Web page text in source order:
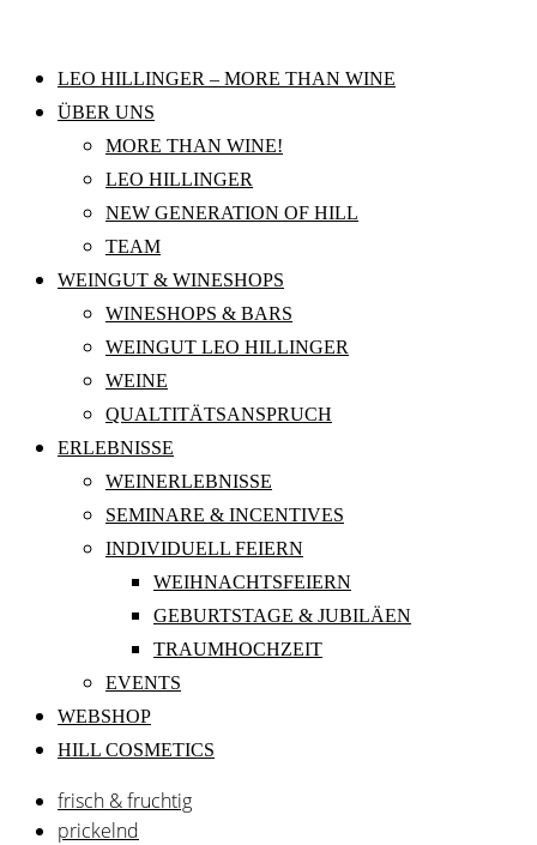
LEO HILLINGER – MORE THAN WINE
ÜBER UNS
MORE THAN WINE!
LEO HILLINGER
NEW GENERATION OF HILL
TEAM
WEINGUT & WINESHOPS
WINESHOPS & BARS
WEINGUT LEO HILLINGER
WEINE
QUALTITÄTSANSPRUCH
ERLEBNISSE
WEINERLEBNISSE
SEMINARE & INCENTIVES
INDIVIDUELL FEIERN
WEIHNACHTSFEIERN
GEBURTSTAGE & JUBILÄEN
TRAUMHOCHZEIT
EVENTS
WEBSHOP
HILL COSMETICS
frisch & fruchtig
prickelnd